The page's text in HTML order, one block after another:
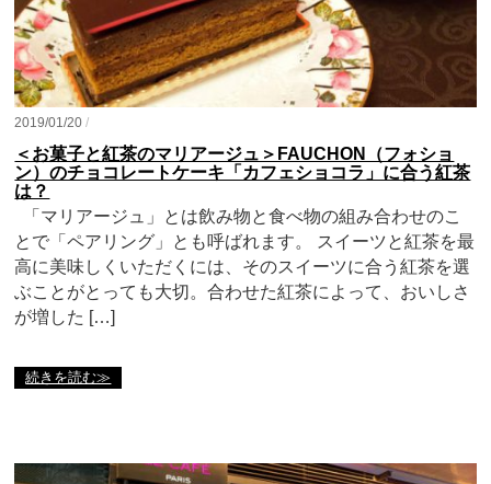
2019/01/20/
＜お菓子と紅茶のマリアージュ＞FAUCHON（フォショ
ン）のチョコレートケーキ「カフェショコラ」に合う紅茶
は？
「マリアージュ」とは飲み物と食べ物の組み合わせのこ
とで「ペアリング」とも呼ばれます。 スイーツと紅茶を最
高に美味しくいただくには、そのスイーツに合う紅茶を選
ぶことがとっても大切。合わせた紅茶によって、おいしさ
が増した […]
続きを読む≫